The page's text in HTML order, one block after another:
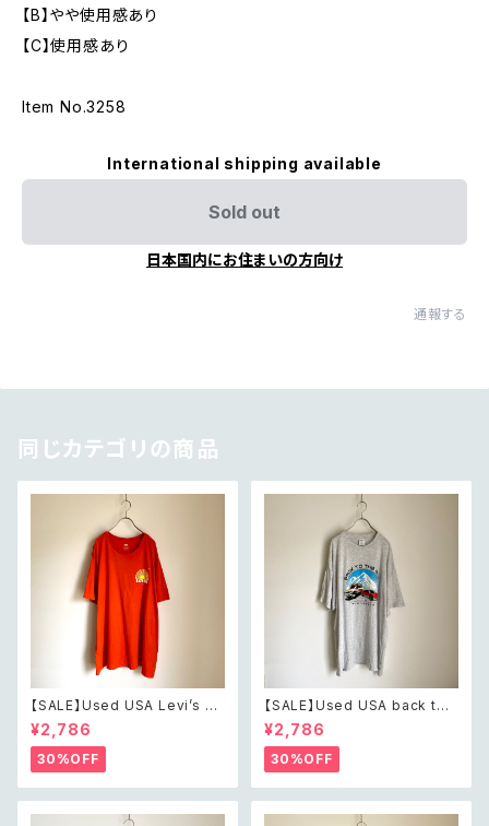
【B】やや使用感あり
【C】使用感あり
Item No.3258
International shipping available
Sold out
日本国内にお住まいの方向け
通報する
同じカテゴリの商品
【SALE】Used USA Levi’s su
nrise design orange t shirt
レトロ アメリカ ユーズド 古着
リーバイス サンライズ デザイン
オレンジ Tシャツ XXL
¥2,786
30%OFF
【SALE】Used USA back to t
he 80s car design t shirt レ
トロ アメリカ ユーズド 古着 カ
ーデザイン ライトグレー Tシャ
ツ XXL
¥2,786
30%OFF